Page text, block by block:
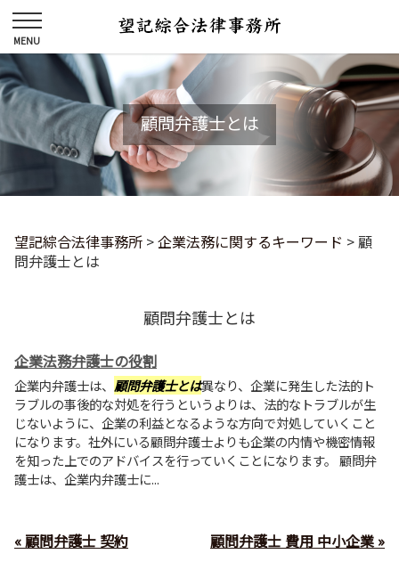
顧問弁護士とは
望記綜合法律事務所 >企業法務に関するキーワード >顧
問弁護士とは
顧問弁護士とは
企業法務弁護士の役割
企業内弁護士は、 顧問弁護士とは異なり、企業に発生した法的ト
ラブルの事後的な対処を行うというよりは、法的なトラブルが生
じないように、企業の利益となるような方向で対処していくこと
になります。社外にいる顧問弁護士よりも企業の内情や機密情報
を知った上でのアドバイスを行っていくことになります。 顧問弁
護士は、企業内弁護士に...
« 顧問弁護士 契約
顧問弁護士 費用 中小企業 »